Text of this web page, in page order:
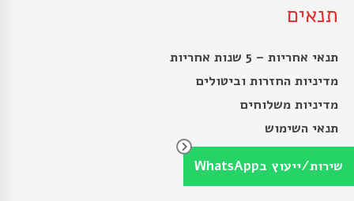
תנאים
תנאי אחריות – 5 שנות אחריות
מדיניות החזרות וביטולים
מדיניות משלוחים
תנאי השימוש
מדיניות הפרטיות
הצהרת נגישות
שירות/ייעוץ בWhatsApp